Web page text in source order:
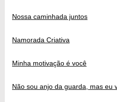
Nossa caminhada juntos
Namorada Criativa
Minha motivação é você
Não sou anjo da guarda, mas eu